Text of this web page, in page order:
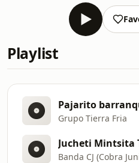
Playlist
Pajarito
Grupo Tierra Fria
Jucheti Mintsita
Banda CJ (Cobra